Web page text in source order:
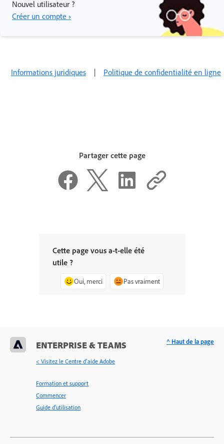
Nouvel utilisateur ?
Créer un compte ›
Informations juridiques | Politique de confidentialité en ligne
Partager cette page
Cette page vous a-t-elle été
utile ?
Oui, merci Pas vraiment
ENTERPRISE & TEAMS
< Visitez le Centre d’aide Adobe
Formation et support
Commencer
Guide d'utilisation
^ Haut de la page